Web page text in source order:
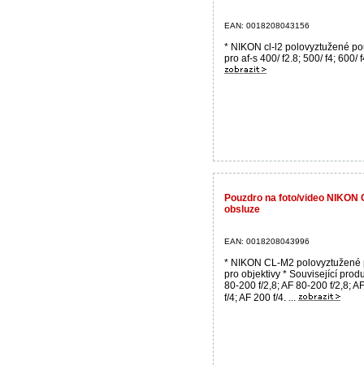
EAN: 0018208043156
* NIKON cl-l2 polovyztužené
pro af-s 400/ f2.8; 500/ f4; 600/
Pouzdro na foto/video NIKON
obsluze
EAN: 0018208043996
* NIKON CL-M2 polovyztužené
pro objektivy * Související
80-200 f/2,8; AF 80-200 f/2,8;
f/4; AF 200 f/4. ...